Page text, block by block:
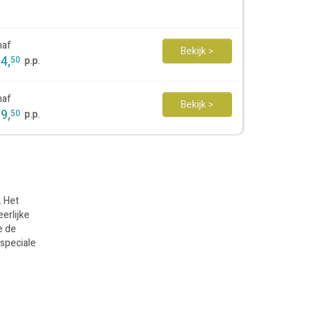
,50 p.p.
Bekijk >
,50 p.p.
Bekijk >
Het
de